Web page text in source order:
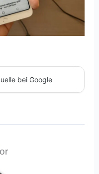
bei Google